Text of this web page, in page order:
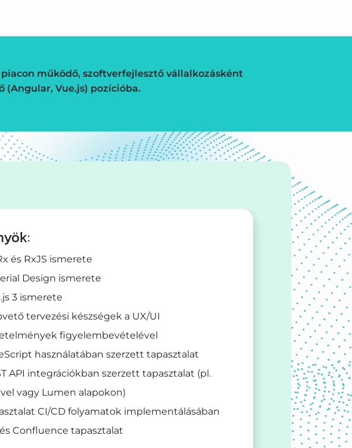
működő, szoftverfejlesztő vállalkozásként
Vue.js) pozícióba.
és RxJS ismerete
Design ismerete
3 ismerete
tervezési készségek a UX/UI
figyelembevételével
használatában szerzett tapasztalat
API integrációkban szerzett tapasztalat (pl.
vagy Lumen alapokon)
CI/CD folyamatok implementálásában
Confluence tapasztalat